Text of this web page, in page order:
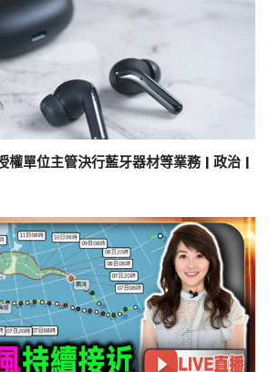
權單位主管決行藍牙器材等業務 | 政治 |